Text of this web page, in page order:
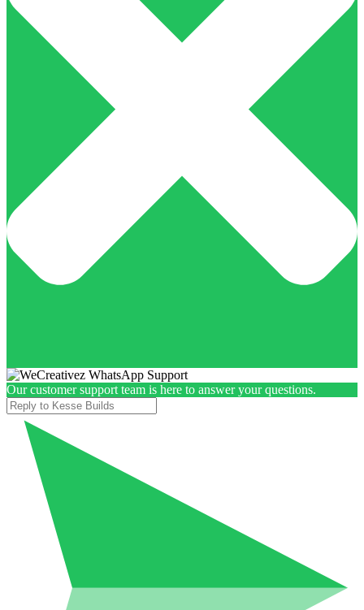
Our customer support team is here to answer your questions.